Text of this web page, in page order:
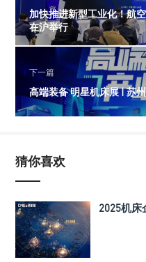
加快推进新型工业化！航
在沪举行
下一篇
高端装备 明星机床展 | 苏
猜你喜欢
2025机床